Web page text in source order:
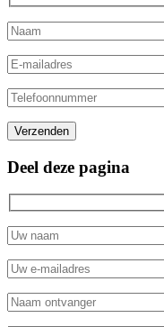
Gelieve dit veld leeg te laten.
Verzenden
Deel deze pagina